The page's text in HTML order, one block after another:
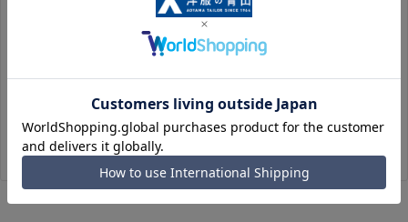
※洋服の青山オンラインストアのポイントは付与されません。
また、ゲスト購入後の会員情報統合・ポイントの付与は、対応
※購入履歴の確認、領収書の発行、キャンセル手続きはご利用
いただけません。